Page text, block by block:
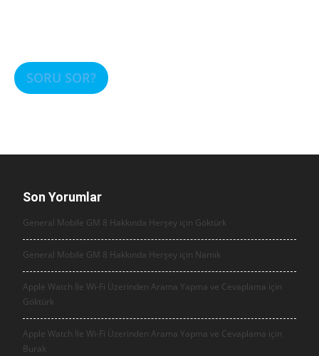
SORU SOR?
Son Yorumlar
General Mobile GM 8 Hakkında Herşey için Göktürk
General Mobile GM 8 Hakkında Herşey için Namık
Apple Watch İle Wi-Fi Üzerinden Arama Yapma ve Cevaplama için
Göktürk
Apple Watch İle Wi-Fi Üzerinden Arama Yapma ve Cevaplama için
Burak